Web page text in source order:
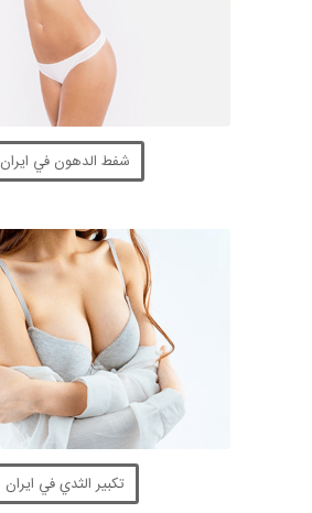
شفط الدهون في ايران
تكبير الثدي في ايران